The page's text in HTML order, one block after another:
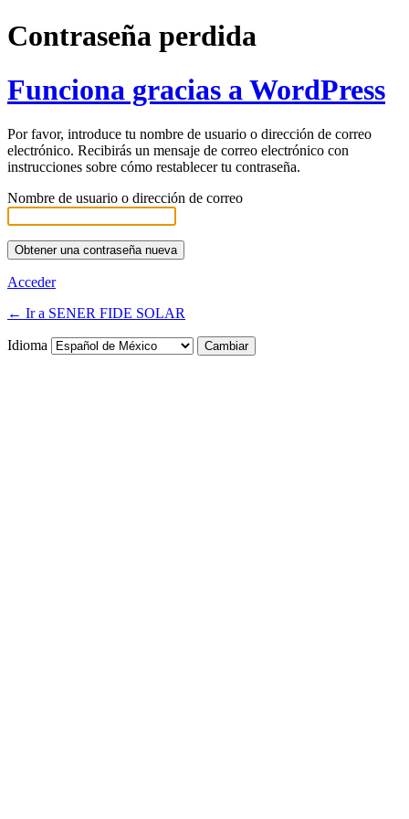
Contraseña perdida
Funciona gracias a WordPress
Por favor, introduce tu nombre de usuario o dirección de correo
electrónico. Recibirás un mensaje de correo electrónico con
instrucciones sobre cómo restablecer tu contraseña.
Nombre de usuario o dirección de correo
Acceder
← Ir a SENER FIDE SOLAR
Idioma